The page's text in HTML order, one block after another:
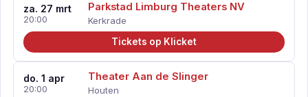
za. 27 mrt
20:00
Parkstad Limburg Theaters NV
Kerkrade
Tickets op Klicket
do. 1 apr
20:00
Theater Aan de Slinger
Houten